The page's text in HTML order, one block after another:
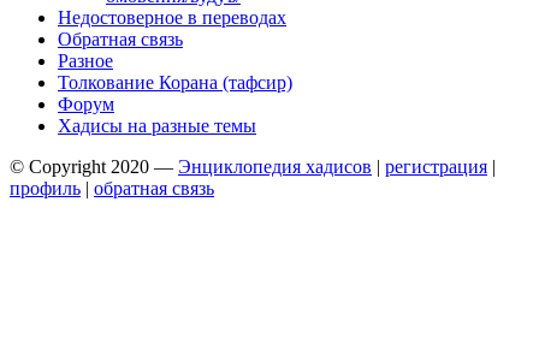
Недостоверное в переводах
Обратная связь
Разное
Толкование Корана (тафсир)
Форум
Хадисы на разные темы
© Copyright 2020 — Энциклопедия хадисов | регистрация |
профиль | обратная связь